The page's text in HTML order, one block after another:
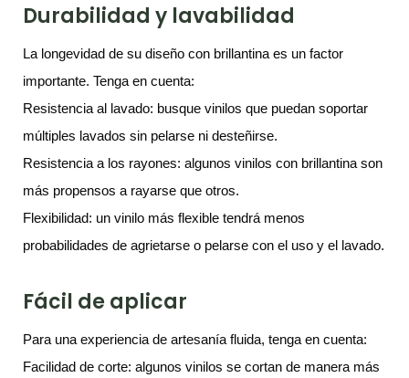
Durabilidad y lavabilidad
La longevidad de su diseño con brillantina es un factor
importante. Tenga en cuenta:
Resistencia al lavado: busque vinilos que puedan soportar
múltiples lavados sin pelarse ni desteñirse.
Resistencia a los rayones: algunos vinilos con brillantina son
más propensos a rayarse que otros.
Flexibilidad: un vinilo más flexible tendrá menos
probabilidades de agrietarse o pelarse con el uso y el lavado.
Fácil de aplicar
Para una experiencia de artesanía fluida, tenga en cuenta:
Facilidad de corte: algunos vinilos se cortan de manera más